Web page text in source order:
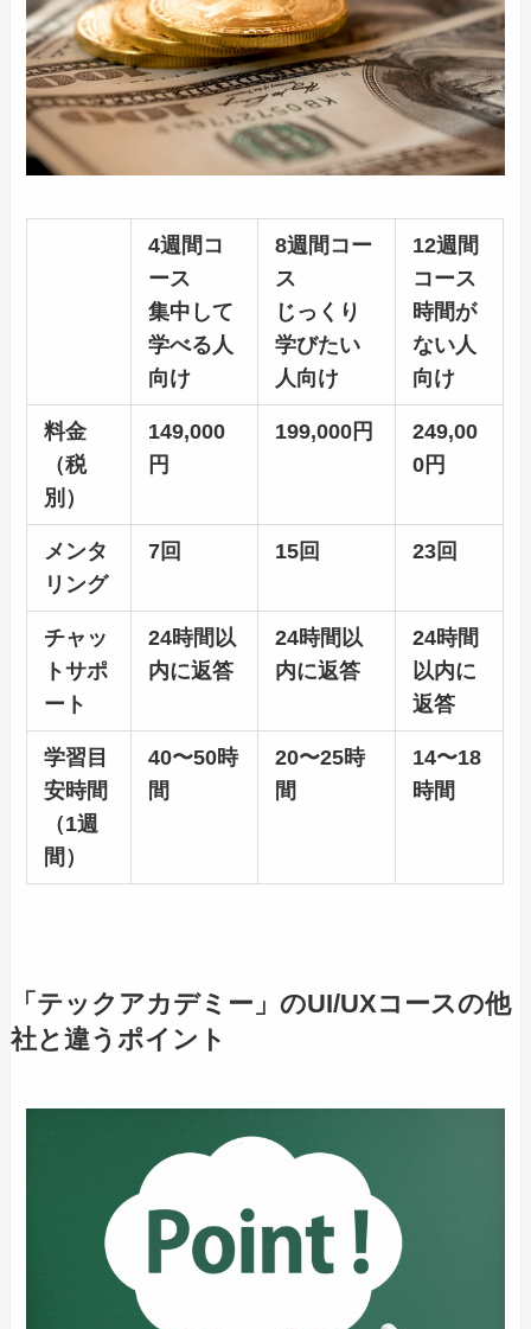
4週間コ
ース
集中して
学べる人
向け
8週間コー
ス
じっくり
学びたい
人向け
12週間
コース
時間が
ない人
向け
料金
（税
別）
149,000
円
199,000円
249,00
0円
メンタ
リング
7回 15回 23回
チャッ
トサポ
ート
24時間以
内に返答
24時間以
内に返答
24時間
以内に
返答
学習目
安時間
（1週
間）
40〜50時
間
20〜25時
間
14〜18
時間
「テックアカデミー」のUI/UXコースの他
社と違うポイント